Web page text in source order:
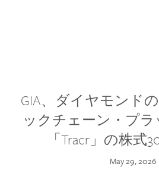
GIA、ダイヤモンド
ックチェーン・プ
「Tracr」の株式
May 29, 2026